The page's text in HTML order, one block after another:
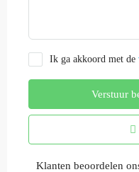
Ik ga akkoord met de
Verstuur
Klanten beoordelen